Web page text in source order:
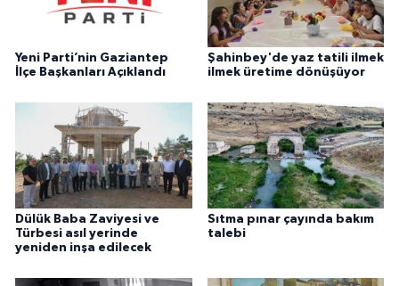
Yeni Parti’nin Gaziantep
İlçe Başkanları Açıklandı
Şahinbey'de yaz tatili ilmek
ilmek üretime dönüşüyor
Dülük Baba Zaviyesi ve
Türbesi asıl yerinde
yeniden inşa edilecek
Sıtma pınar çayında bakım
talebi